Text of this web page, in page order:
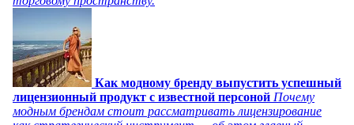
Как модному бренду выпустить успешный
лицензионный продукт с известной персоной Почему
модным брендам стоит рассматривать лицензирование